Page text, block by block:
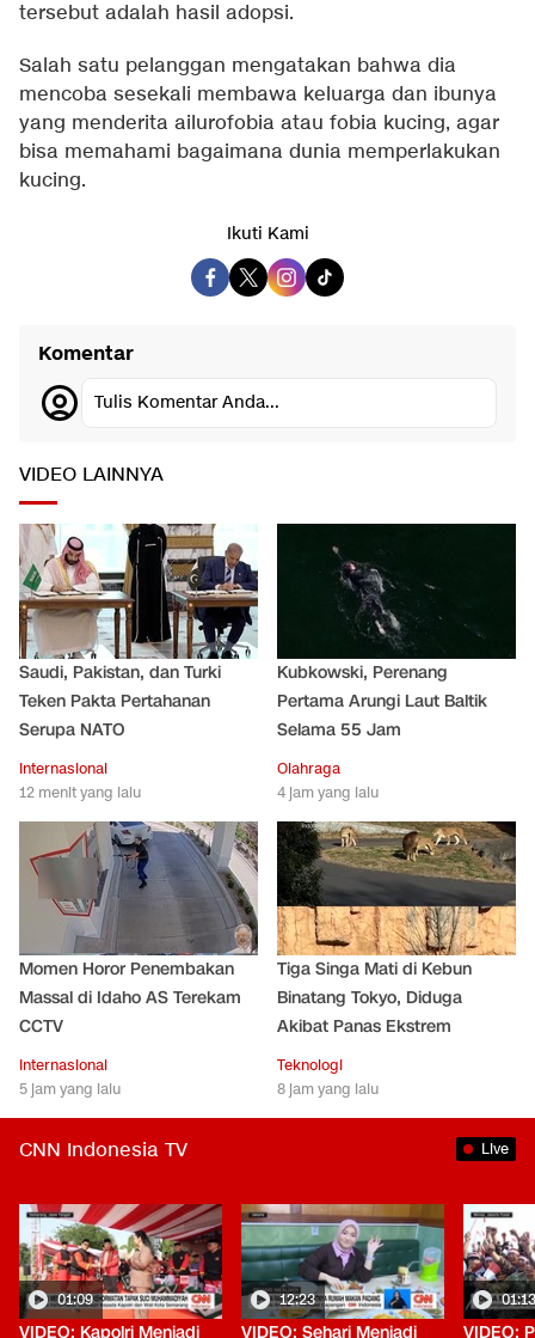
tersebut adalah hasil adopsi.
Salah satu pelanggan mengatakan bahwa dia
mencoba sesekali membawa keluarga dan ibunya
yang menderita ailurofobia atau fobia kucing, agar
bisa memahami bagaimana dunia memperlakukan
kucing.
Ikuti Kami
Komentar
Tulis Komentar Anda...
VIDEO LAINNYA
Saudi, Pakistan, dan Turki
Teken Pakta Pertahanan
Serupa NATO
Internasional
12 menit yang lalu
Kubkowski, Perenang
Pertama Arungi Laut Baltik
Selama 55 Jam
Olahraga
4 jam yang lalu
Momen Horor Penembakan
Massal di Idaho AS Terekam
CCTV
Internasional
5 jam yang lalu
Tiga Singa Mati di Kebun
Binatang Tokyo, Diduga
Akibat Panas Ekstrem
Teknologi
8 jam yang lalu
CNN Indonesia TV Live
01:09
VIDEO: Kapolri Menjadi
12:23
VIDEO: Sehari Menjadi
01:13
VIDEO: